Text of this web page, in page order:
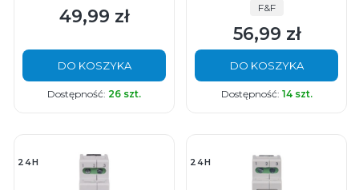
Cena
49,99 zł
DO KOSZYKA
Dostępność: 26 szt.
PRODUCENT
F&F
Cena
56,99 zł
DO KOSZYKA
Dostępność: 14 szt.
24H 24H